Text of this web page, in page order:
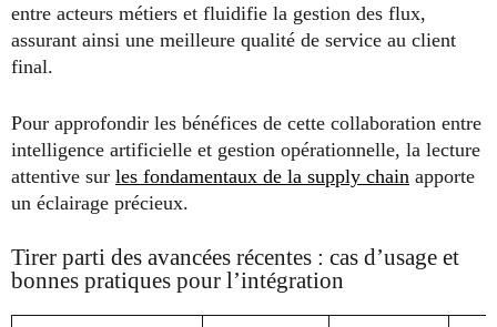
entre acteurs métiers et fluidifie la gestion des flux,
assurant ainsi une meilleure qualité de service au client
final.
Pour approfondir les bénéfices de cette collaboration entre
intelligence artificielle et gestion opérationnelle, la lecture
attentive sur les fondamentaux de la supply chain apporte
un éclairage précieux.
Tirer parti des avancées récentes : cas d’usage et
bonnes pratiques pour l’intégration